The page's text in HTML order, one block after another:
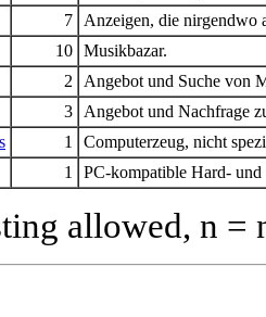
7
Anzeigen, die nirgendwo
10 Musikbazar.
2
Angebot und Suche von
3
Angebot und Nachfrage
1
Computerzeug, nicht
1 PC-kompatible Hard- und
allowed, n =